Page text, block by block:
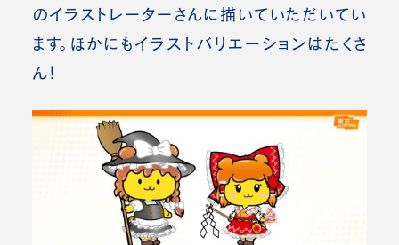
のイラストレーターさんに描いていただいてい
ます。ほかにもイラストバリエーションはたくさ
ん！